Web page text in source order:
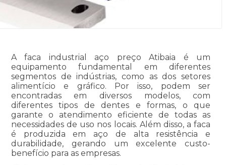
A faca industrial aço preço Atibaia é um
equipamento fundamental em diferentes
segmentos de indústrias, como as dos setores
alimentício e gráfico. Por isso, podem ser
encontradas em diversos modelos, com
diferentes tipos de dentes e formas, o que
garante o atendimento eficiente de todas as
necessidades de uso nos locais. Além disso, a faca
é produzida em aço de alta resistência e
durabilidade, gerando um excelente custo-
benefício para as empresas.